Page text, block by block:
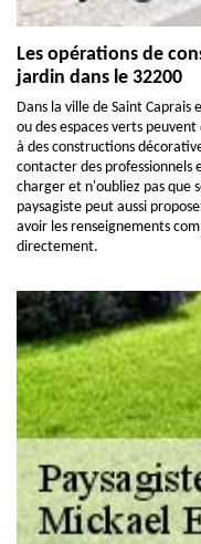
Les opérations de
jardin dans le 32200
Dans la ville de Saint Caprais
ou des espaces verts
à des constructions
contacter des professionnels
charger et n'oubliez pas que
paysagiste peut aussi
avoir les renseignements
directement.